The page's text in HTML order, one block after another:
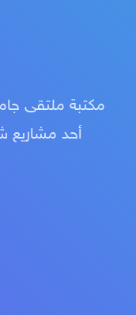
مكتبة ملتقى
أحد مشاريع